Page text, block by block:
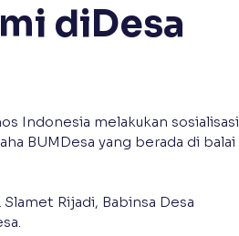
diDesa
Indonesia melakukan sosialisasi
BUMDesa yang berada di balai
Rijadi, Babinsa Desa